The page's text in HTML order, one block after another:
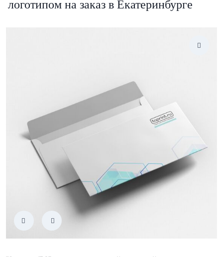
логотипом на заказ в Екатеринбурге